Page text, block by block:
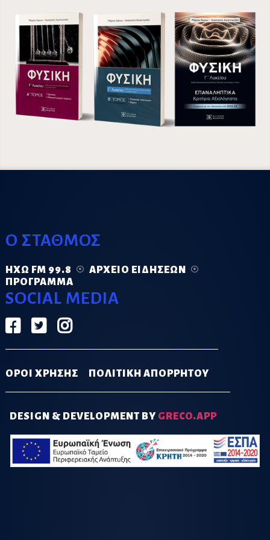
Ο ΣΤΑΘΜΟΣ
ΗΧΏ FM 99.8
ΑΡΧΕΊΟ ΕΙΔΉΣΕΩΝ
ΠΡΌΓΡΑΜΜΑ
SOCIAL MEDIA
ΟΡΟΙ ΧΡΗΣΗΣ ΠΟΛΙΤΙΚΗ ΑΠΟΡΡΗΤΟΥ
DESIGN & DEVELOPMENT BY GRECO.APP